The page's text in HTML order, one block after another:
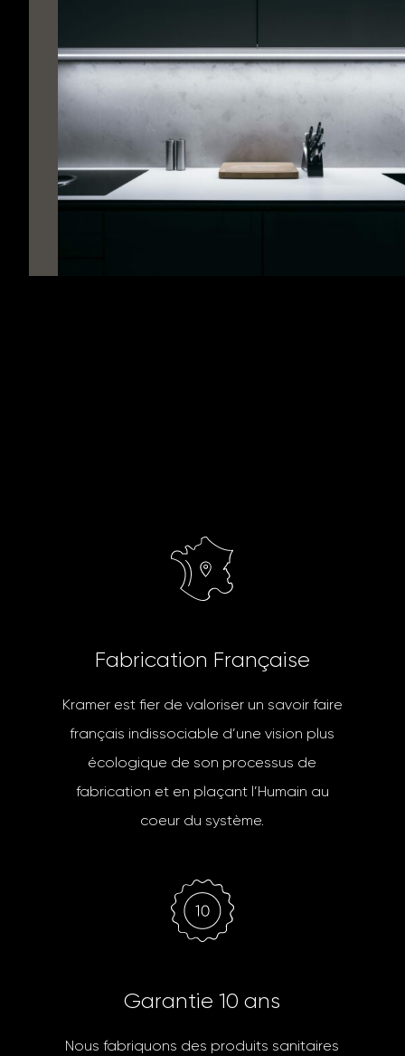
Fa brication Française
Kramer est fier de valoriser un savoir faire
français indissociable d’une vision plus
écologique de son processus de
fabrication et en plaçant l’Humain au
coeur du système.
Garantie 10 ans
Nous fabriquons des produits sanitaires